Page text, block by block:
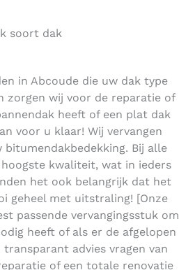
soort dak
in Abcoude die uw dak type
zorgen wij voor de reparatie of
heeft of een plat dak
voor u klaar! Wij vervangen
Bij alle
kwaliteit, wat in ieders
het ook belangrijk dat het
geheel met uitstraling! [Onze
passende vervangingsstuk om
heeft of als er de afgelopen
advies vragen van
of een totale renovatie